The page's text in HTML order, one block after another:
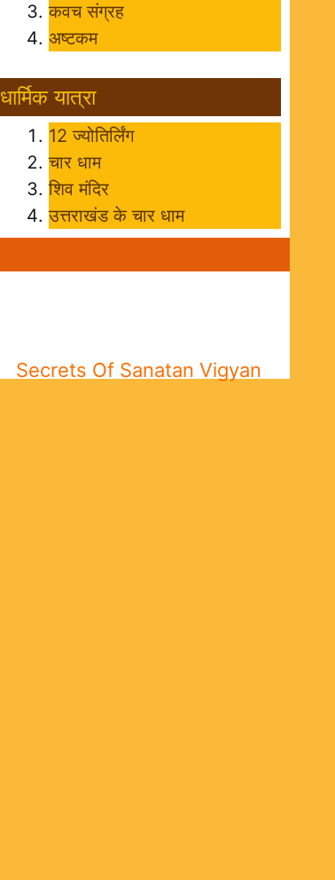
कवच संग्रह
अष्टकम
धार्मिक यात्रा
12 ज्योतिर्लिंग
चार धाम
शिव मंदिर
उत्तराखंड के चार धाम
Secrets Of Sanatan Vigyan